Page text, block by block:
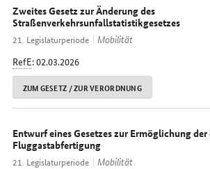
Zweites Gesetz zur Änderung des
Straßenverkehrsunfallstatistikgesetzes
21. Legislaturperiode
Mobilität
RefE: 02.03.2026
ZUM GESETZ / ZUR VERORDNUNG
Entwurf eines Gesetzes zur Ermöglichung
Fluggastabfertigung
21. Legislaturperiode
Mobilität